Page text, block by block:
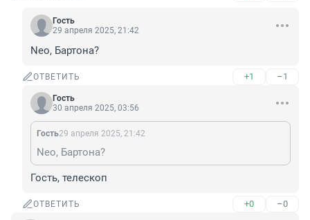
Гость
29 апреля 2025, 21:42
Neo, Бартона?
ОТВЕТИТЬ +1 –1
Гость
30 апреля 2025, 03:56
Гость29 апреля 2025, 21:42
Neo, Бартона?
Гость, телескоп
ОТВЕТИТЬ +0 –0